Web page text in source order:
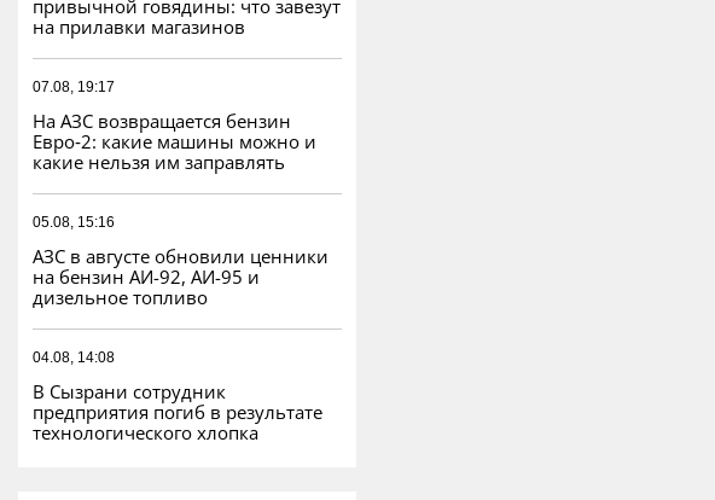
привычной говядины: что завезут
на прилавки магазинов
07.08, 19:17
На АЗС возвращается бензин
Евро‑2: какие машины можно и
какие нельзя им заправлять
05.08, 15:16
АЗС в августе обновили ценники
на бензин АИ-92, АИ-95 и
дизельное топливо
04.08, 14:08
В Сызрани сотрудник
предприятия погиб в результате
технологического хлопка